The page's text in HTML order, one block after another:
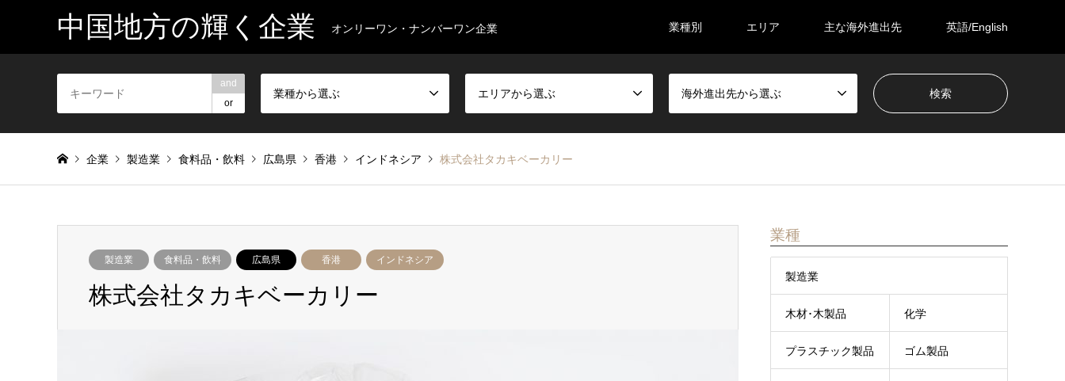
中国地方の輝く企業 オンリーワン・ナンバーワン企業 業種別 エリア 主な海外進出先 英語/English
and
or
業種から選ぶ エリアから選ぶ 海外進出先から選ぶ
企業 製造業 食料品・飲料 広島県 香港 インドネシア 株式会社タカキベーカリー
製造業 食料品・飲料 広島県 香港 インドネシア
株式会社タカキベーカリー
業種
製造業
木材･木製品 化学
プラスチック製品 ゴム製品